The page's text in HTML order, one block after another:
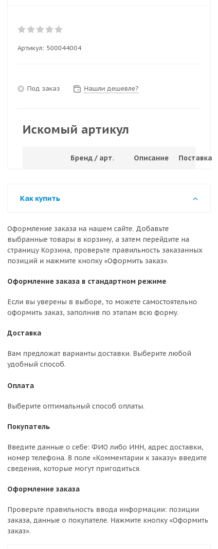
Артикул: 500044004
Под заказ Нашли дешевле?
Искомый артикул
Бренд / арт. Описание Поставка
Как купить
Оформление заказа на нашем сайте. Добавьте
выбранные товары в корзину, а затем перейдите на
страницу Корзина, проверьте правильность заказанных
позиций и нажмите кнопку «Оформить заказ».
Оформление заказа в стандартном режиме
Если вы уверены в выборе, то можете самостоятельно
оформить заказ, заполнив по этапам всю форму.
Доставка
Вам предложат варианты доставки. Выберите любой
удобный способ.
Оплата
Выберите оптимальный способ оплаты.
Покупатель
Введите данные о себе: ФИО либо ИНН, адрес доставки,
номер телефона. В поле «Комментарии к заказу» введите
сведения, которые могут пригодиться.
Оформление заказа
Проверьте правильность ввода информации: позиции
заказа, данные о покупателе. Нажмите кнопку «Оформить
заказ».